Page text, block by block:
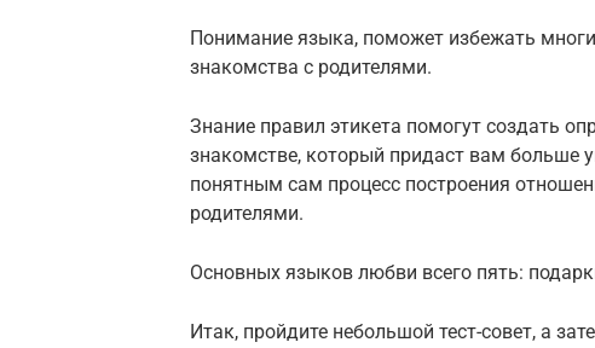
Понимание языка, поможет избежать
знакомства с родителями.
Знание правил этикета помогут создать
знакомстве, который придаст вам больше
понятным сам процесс построения
родителями.
Основных языков любви всего пять:
Итак, пройдите небольшой тест-совет, а